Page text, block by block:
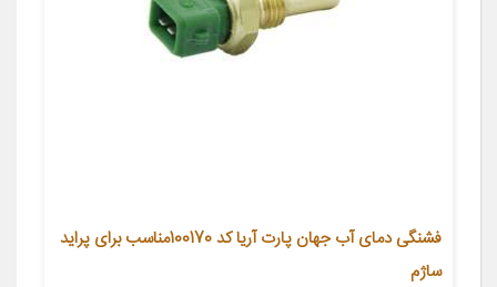
فشنگی دمای آب جهان پارت آریا کد 100170مناسب برای پراید
ساژم